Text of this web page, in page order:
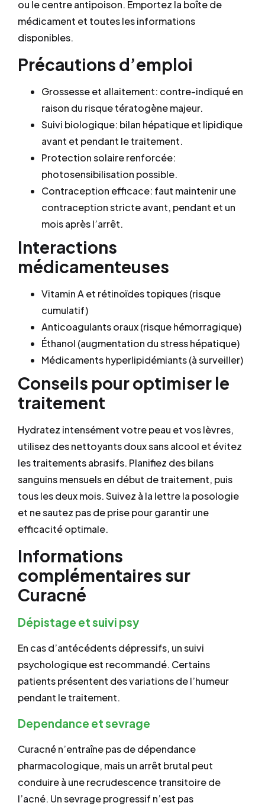
ou le centre antipoison. Emportez la boîte de
médicament et toutes les informations
disponibles.
Précautions d’emploi
Grossesse et allaitement: contre-indiqué en
raison du risque tératogène majeur.
Suivi biologique: bilan hépatique et lipidique
avant et pendant le traitement.
Protection solaire renforcée:
photosensibilisation possible.
Contraception efficace: faut maintenir une
contraception stricte avant, pendant et un
mois après l’arrêt.
Interactions
médicamenteuses
Vitamin A et rétinoïdes topiques (risque
cumulatif)
Anticoagulants oraux (risque hémorragique)
Éthanol (augmentation du stress hépatique)
Médicaments hyperlipidémiants (à surveiller)
Conseils pour optimiser le
traitement
Hydratez intensément votre peau et vos lèvres,
utilisez des nettoyants doux sans alcool et évitez
les traitements abrasifs. Planifiez des bilans
sanguins mensuels en début de traitement, puis
tous les deux mois. Suivez à la lettre la posologie
et ne sautez pas de prise pour garantir une
efficacité optimale.
Informations
complémentaires sur
Curacné
Dépistage et suivi psy
En cas d’antécédents dépressifs, un suivi
psychologique est recommandé. Certains
patients présentent des variations de l’humeur
pendant le traitement.
Dependance et sevrage
Curacné n’entraîne pas de dépendance
pharmacologique, mais un arrêt brutal peut
conduire à une recrudescence transitoire de
l’acné. Un sevrage progressif n’est pas